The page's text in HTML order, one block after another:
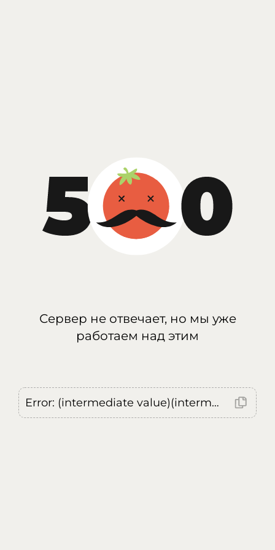
Сервер не отвечает, но мы уже
работаем над этим
Error: (intermediate value)(intermediate value)(intermediate value).replaceAll is not a function